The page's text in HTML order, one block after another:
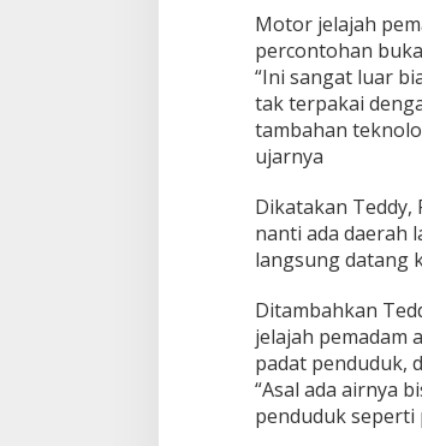
Motor jelajah
percontohan
“Ini sangat luar
tak terpakai
tambahan
ujarnya
Dikatakan Teddy,
nanti ada daerah
langsung datang
Ditambahkan
jelajah pemadam
padat penduduk,
“Asal ada airnya
penduduk seperti